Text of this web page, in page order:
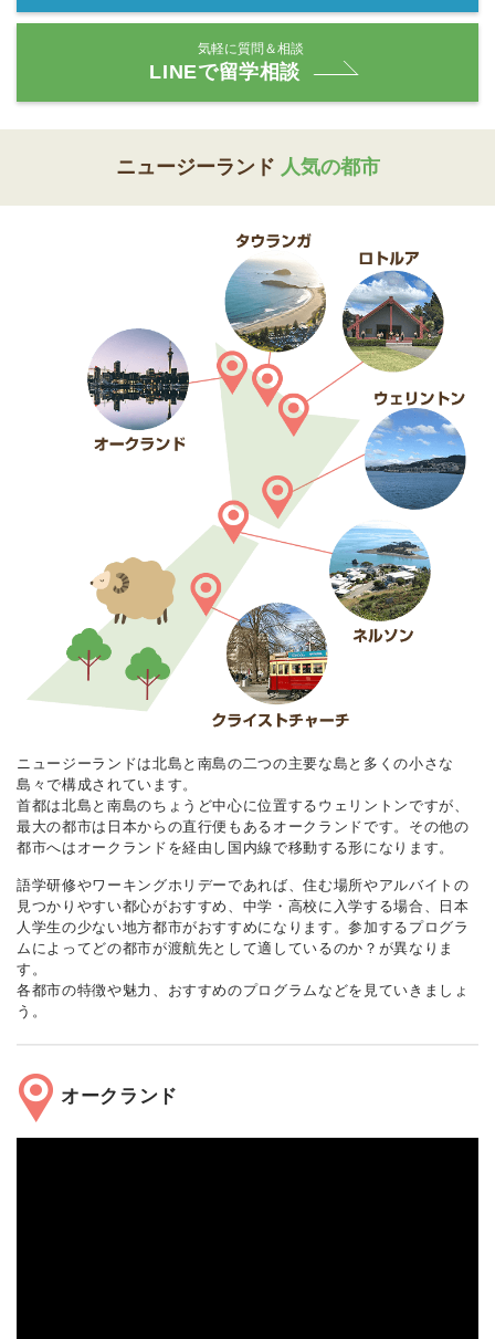
気軽に質問＆相談
LINEで留学相談
ニュージーランド 人気の都市
ニュージーランドは北島と南島の二つの主要な島と多くの小さな
島々で構成されています。
首都は北島と南島のちょうど中心に位置するウェリントンですが、
最大の都市は日本からの直行便もあるオークランドです。その他の
都市へはオークランドを経由し国内線で移動する形になります。
語学研修やワーキングホリデーであれば、住む場所やアルバイトの
見つかりやすい都心がおすすめ、中学・高校に入学する場合、日本
人学生の少ない地方都市がおすすめになります。参加するプログラ
ムによってどの都市が渡航先として適しているのか？が異なりま
す。
各都市の特徴や魅力、おすすめのプログラムなどを見ていきましょ
う。
オークランド